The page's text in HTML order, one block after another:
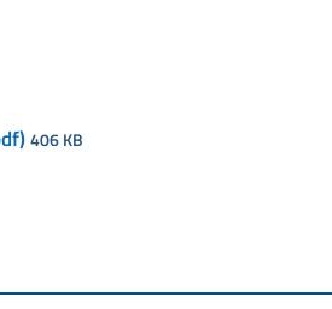
406 KB